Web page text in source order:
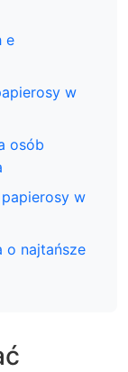
e
w
osób
w
o najtańsze